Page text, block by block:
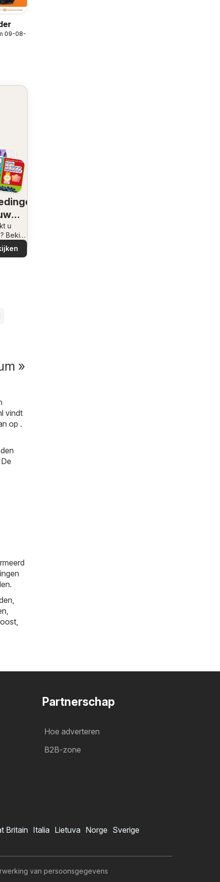
09-08-2026
u
Bekijk
»
vindt
op .
,
,
Partnerschap
Hoe adverteren
B2B-zone
Britain Italia Lietuva Norge Sverige
van persoonsgegevens